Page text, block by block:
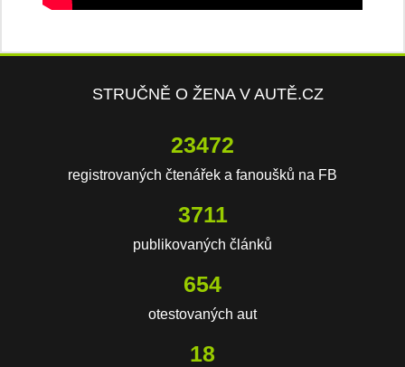
STRUČNĚ O ŽENA V AUTĚ.CZ
23472
registrovaných čtenářek a fanoušků na FB
3711
publikovaných článků
654
otestovaných aut
18